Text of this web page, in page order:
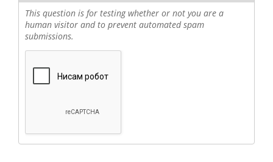
This question is for testing whether or not you are a
human visitor and to prevent automated spam
submissions.